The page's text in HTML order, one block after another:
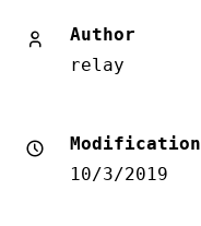
Author
relay
Modification
10/3/2019